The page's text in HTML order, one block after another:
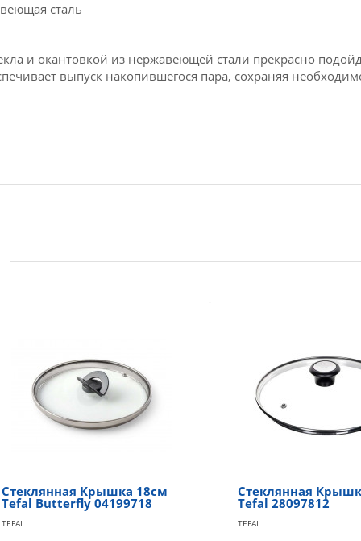
сталь
и окантовкой из нержавеющей стали прекрасно
выпуск накопившегося пара, сохраняя
Стеклянная Крышка 18см
Tefal Butterfly 04199718
TEFAL
Стеклянная
Tefal 28097812
TEFAL